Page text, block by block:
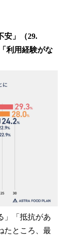
安」（29.
利用経験がな
」「抵抗があ
たところ、最